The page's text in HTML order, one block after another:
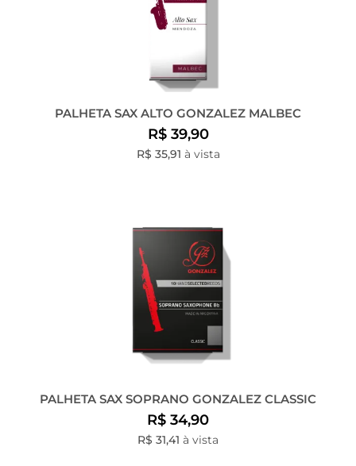
PALHETA SAX ALTO GONZALEZ MALBEC
R$ 39,90
R$ 35,91 à vista
PALHETA SAX SOPRANO GONZALEZ CLASSIC
R$ 34,90
R$ 31,41 à vista